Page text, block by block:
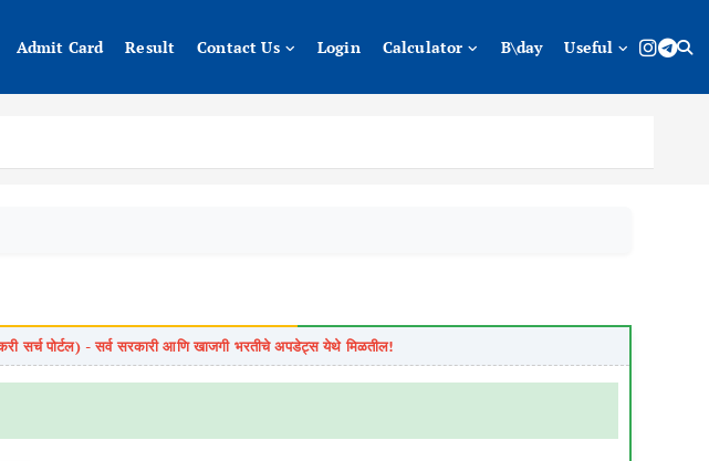
Admit Card Result Contact Us Login Calculator B\day Useful